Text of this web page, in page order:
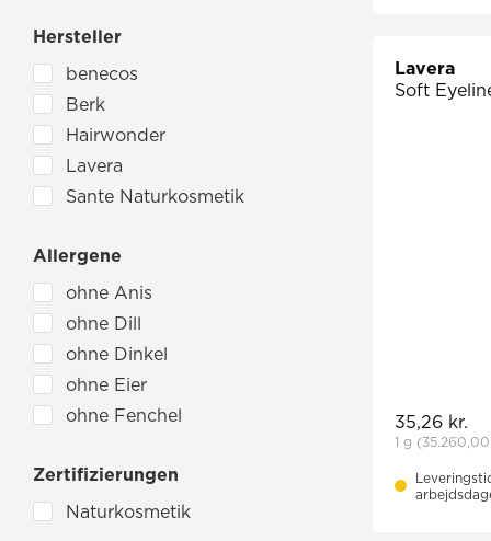
Solbeskyttelse
Geschenksets Naturkosmetik
Hersteller
benecos
Berk
Hairwonder
Lavera
Sante Naturkosmetik
Allergene
ohne Anis
ohne Dill
ohne Dinkel
ohne Eier
ohne Fenchel
ohne Gerste
ohne Glutamat
Zertifizierungen
Naturkosmetik
Lavera
Soft
35,26 kr.
1 g (35.260,00